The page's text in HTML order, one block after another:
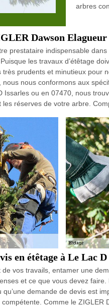
arbres
Dawson Elagueur
prestataire indispensable dans
les travaux d’étêtage
prudents et minutieux pour
nous conformons aux
Issarles ou en 07470, nous
réserves de votre arbre.
en étêtage à Le Lac
de vos travails, entamer une
et ce que vous devez
demande de devis est
Comme le ZIGLER